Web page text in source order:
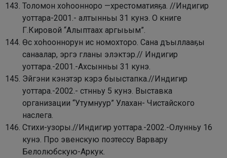
Толомон хоһоонноро —хрестоматияҕа. //Индигир
уоттара-2001.- алтынньы 31 кунэ. О книге
Г.Кировой “Алыптаах аргыьым”.
Өс хоһооннорун ис номохторо. Сана дъыллааҕы
санаалар, эргэ гланы элэктэр.// Индигир
уоттара.-2001.-Ахсынньы 31 кунэ.
Эйгэни кэнэтэр кэрэ быыстапка.//Индигир
уоттара.-2002.- стнньу 5 кунэ. Выставка
организации “Утумнуур” Улахан- Чистайского
наслега.
Стихи-узоры.//Индигир уоттара.-2002.-Олунньу 16
кунэ. Про эвенскую поэтессу Варвару
Белолюбскую-Аркук.